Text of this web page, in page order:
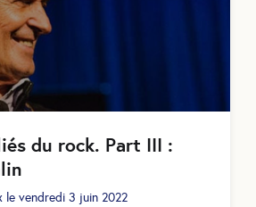
du rock. Part III :
levendredi 3 juin 2022